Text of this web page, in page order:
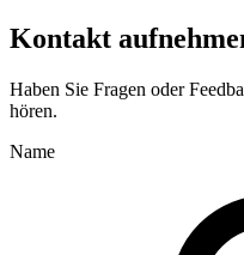
Kontakt
Haben Sie Fragen oder
hören.
Name